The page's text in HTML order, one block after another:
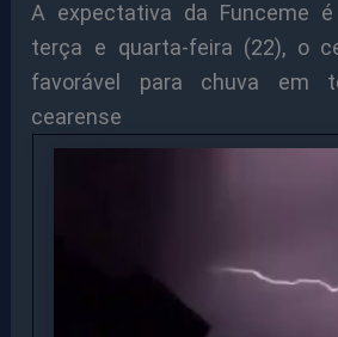
A expectativa da Funceme
terça e quarta-feira (22), o
favorável para chuva em
cearense